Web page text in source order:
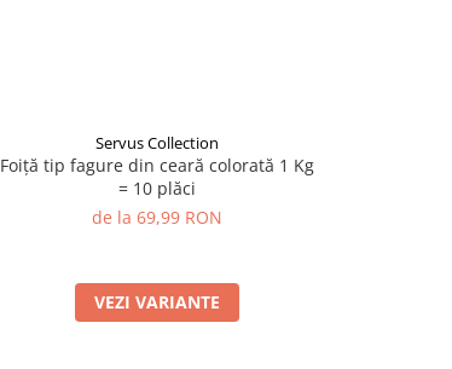
Servus Collection
Foiță tip fagure din ceară colorată 1 Kg
= 10 plăci
de la 69,99 RON
VEZI VARIANTE